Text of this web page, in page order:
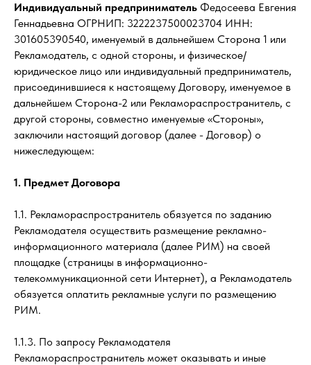
Индивидуальный предприниматель Федосеева Евгения
Геннадьевна ОГРНИП: 3222237500023704 ИНН:
301605390540, именуемый в дальнейшем Сторона 1 или
Рекламодатель, с одной стороны, и физическое/
юридическое лицо или индивидуальный предприниматель,
присоединившиеся к настоящему Договору, именуемое в
дальнейшем Сторона-2 или Рекламораспространитель, с
другой стороны, совместно именуемые «Стороны»,
заключили настоящий договор (далее - Договор) о
нижеследующем:
1. Предмет Договора
1.1. Рекламораспространитель обязуется по заданию
Рекламодателя осуществить размещение рекламно-
информационного материала (далее РИМ) на своей
площадке (страницы в информационно-
телекоммуникационной сети Интернет), а Рекламодатель
обязуется оплатить рекламные услуги по размещению
РИМ.
1.1.3. По запросу Рекламодателя
Рекламораспространитель может оказывать и иные